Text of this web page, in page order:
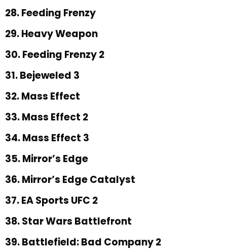
28. Feeding Frenzy
29. Heavy Weapon
30. Feeding Frenzy 2
31. Bejeweled 3
32. Mass Effect
33. Mass Effect 2
34. Mass Effect 3
35. Mirror’s Edge
36. Mirror’s Edge Catalyst
37. EA Sports UFC 2
38. Star Wars Battlefront
39. Battlefield: Bad Company 2